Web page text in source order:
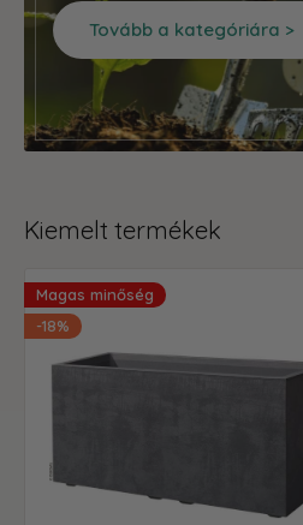
Tovább a kategóriára >
Kiemelt termékek
Magas minőség
-18%